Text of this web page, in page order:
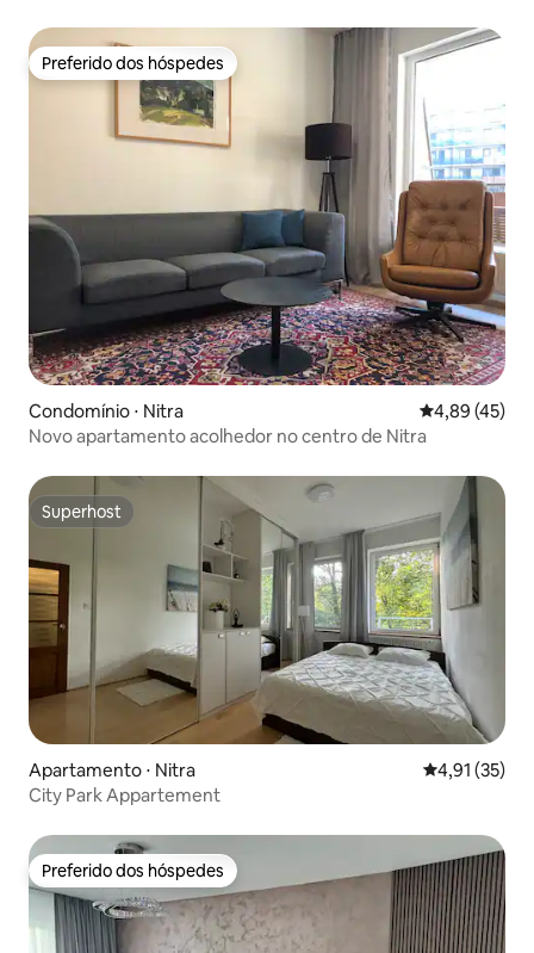
Preferido dos hóspedes
Preferido dos hóspedes
Condomínio ⋅ Nitra 4,89 de uma
4,89 (45)
Novo apartamento acolhedor no centro de Nitra
Superhost
Superhost
Apartamento ⋅ Nitra 4,91 de uma
4,91 (35)
City Park Appartement
Preferido dos hóspedes
Preferido dos hóspedes